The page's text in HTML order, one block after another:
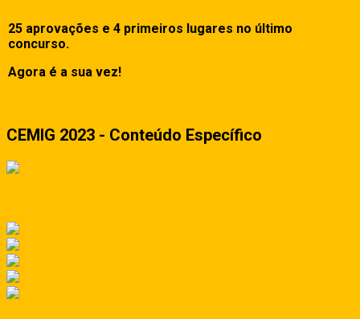
25 aprovações e 4 primeiros lugares no último
concurso.
Agora é a sua vez!
CEMIG 2023 - Conteúdo Específico